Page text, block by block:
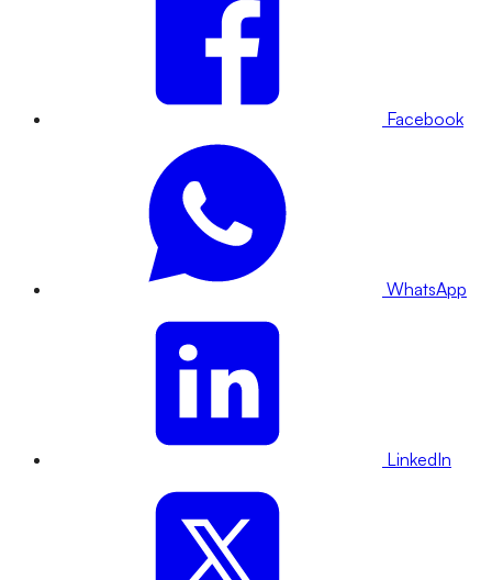
Facebook
WhatsApp
LinkedIn